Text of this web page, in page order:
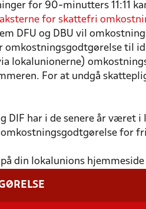
for 90-minutters 11:11
for skattefri
DFU og DBU vil
omkostningsgodtgørelse til
lokalunionerne)
For at undgå
DIF har i de senere år
for
på din lokalunions